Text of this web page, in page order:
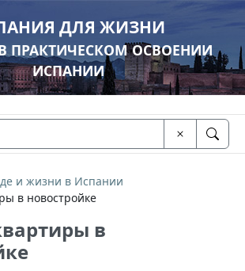
ДЛЯ ЖИЗНИ
ОСВОЕНИИ
ИСПАНИИ
и жизни в Испании
в новостройке
в